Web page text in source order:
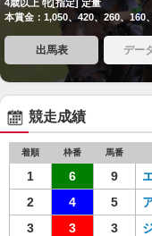
4歳以上 牝[指定] 定量
本賞金：1,050、420、260、160
出馬表 デー
競走成績
着順 枠番 馬番
1 6 9
2
4 5
3
3 3